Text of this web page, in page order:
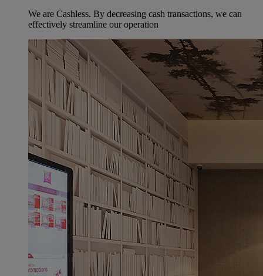
We are Cashless. By decreasing cash transactions, we can
effectively streamline our operation